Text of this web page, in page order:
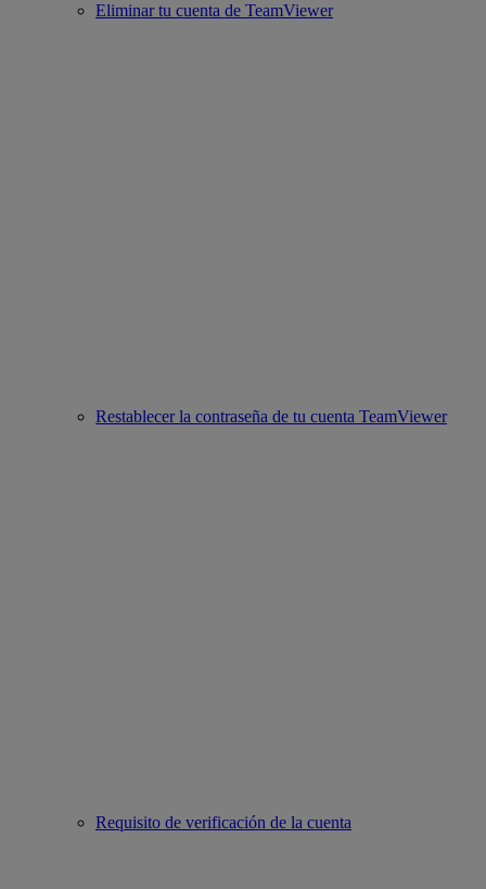
Eliminar tu cuenta de TeamViewer
Restablecer la contraseña de tu cuenta TeamViewer
Requisito de verificación de la cuenta